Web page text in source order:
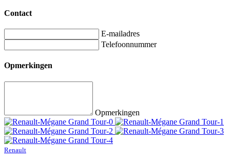
Contact
E-mailadres
Telefoonnummer
Opmerkingen
Opmerkingen
Renault